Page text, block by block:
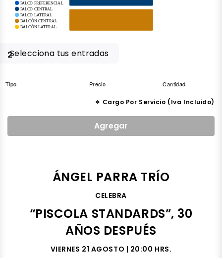
PALCO PREFERENCIAL
BALCÓN CENTRAL
PALCO LATERAL
PALCO CENTRAL
BALCÓN LATERAL
Selecciona tus entradas
2
Tipo Precio Cantidad
* Cargo Por Servicio (Iva Incluido)
Agregar
ÁNGEL PARRA TRÍO
CELEBRA
“PISCOLA STANDARDS”, 30
AÑOS DESPUÉS
VIERNES 21 AGOSTO | 20:00 HRS.